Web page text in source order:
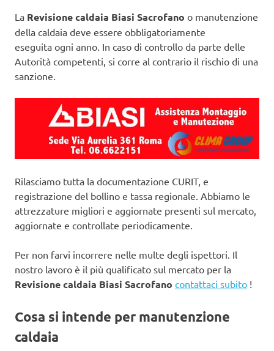
La Revisione caldaia Biasi Sacrofano o manutenzione
della caldaia deve essere obbligatoriamente
eseguita ogni anno. In caso di controllo da parte delle
Autorità competenti, si corre al contrario il rischio di una
sanzione.
Rilasciamo tutta la documentazione CURIT, e
registrazione del bollino e tassa regionale. Abbiamo le
attrezzature migliori e aggiornate presenti sul mercato,
aggiornate e controllate periodicamente.
Per non farvi incorrere nelle multe degli ispettori. Il
nostro lavoro è il più qualificato sul mercato per la
Revisione caldaia Biasi Sacrofano contattaci subito !
Cosa si intende per manutenzione
caldaia